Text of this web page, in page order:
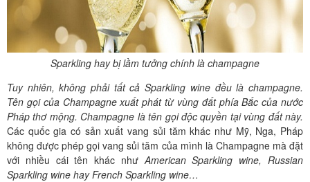
Sparkling hay bị lầm tưởng chính là champagne
Tuy nhiên, không phải tất cả Sparkling wine đều là champagne.
Tên gọi của Champagne xuất phát từ vùng đất phía Bắc của nước
Pháp thơ mộng. Champagne là tên gọi độc quyền tại vùng đất này.
Các quốc gia có sản xuất vang sủi tăm khác như Mỹ, Nga, Pháp
không được phép gọi vang sủi tăm của mình là Champagne mà đặt
với nhiều cái tên khác như American Sparkling wine, Russian
Sparkling wine hay French Sparkling wine…